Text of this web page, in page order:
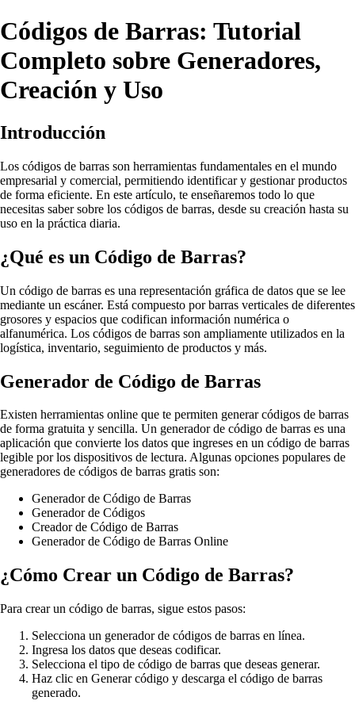
Códigos de Barras: Tutorial
Completo sobre Generadores,
Creación y Uso
Introducción
Los códigos de barras son herramientas fundamentales en el mundo
empresarial y comercial, permitiendo identificar y gestionar productos
de forma eficiente. En este artículo, te enseñaremos todo lo que
necesitas saber sobre los códigos de barras, desde su creación hasta su
uso en la práctica diaria.
¿Qué es un Código de Barras?
Un código de barras es una representación gráfica de datos que se lee
mediante un escáner. Está compuesto por barras verticales de diferentes
grosores y espacios que codifican información numérica o
alfanumérica. Los códigos de barras son ampliamente utilizados en la
logística, inventario, seguimiento de productos y más.
Generador de Código de Barras
Existen herramientas online que te permiten generar códigos de barras
de forma gratuita y sencilla. Un generador de código de barras es una
aplicación que convierte los datos que ingreses en un código de barras
legible por los dispositivos de lectura. Algunas opciones populares de
generadores de códigos de barras gratis son:
Generador de Código de Barras
Generador de Códigos
Creador de Código de Barras
Generador de Código de Barras Online
¿Cómo Crear un Código de Barras?
Para crear un código de barras, sigue estos pasos:
Selecciona un generador de códigos de barras en línea.
Ingresa los datos que deseas codificar.
Selecciona el tipo de código de barras que deseas generar.
Haz clic en Generar código y descarga el código de barras
generado.